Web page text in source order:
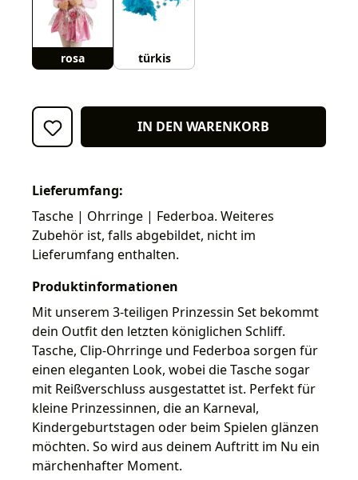
rosa türkis
IN DEN WARENKORB
Lieferumfang:
Tasche | Ohrringe | Federboa. Weiteres
Zubehör ist, falls abgebildet, nicht im
Lieferumfang enthalten.
Produktinformationen
Mit unserem 3-teiligen Prinzessin Set bekommt
dein Outfit den letzten königlichen Schliff.
Tasche, Clip-Ohrringe und Federboa sorgen für
einen eleganten Look, wobei die Tasche sogar
mit Reißverschluss ausgestattet ist. Perfekt für
kleine Prinzessinnen, die an Karneval,
Kindergeburtstagen oder beim Spielen glänzen
möchten. So wird aus deinem Auftritt im Nu ein
märchenhafter Moment.